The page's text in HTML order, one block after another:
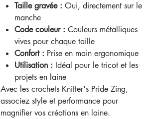
Taille gravée : Oui, directement sur le
manche
Code couleur : Couleurs métalliques
vives pour chaque taille
Confort : Prise en main ergonomique
Utilisation : Idéal pour le tricot et les
projets en laine
Avec les crochets Knitter's Pride Zing,
associez style et performance pour
magnifier vos créations en laine.